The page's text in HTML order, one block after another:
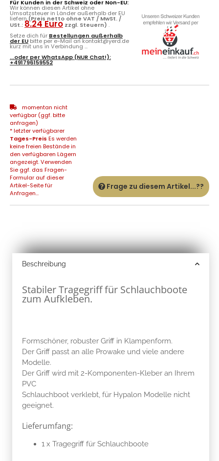
Für Kunden in der Schweiz oder Non-EU:
Wir können diesen Artikel ohne
Umsatzsteuer in Länder außerhalb der EU
liefern(Preis netto ohne VAT / MwSt. /
USt.: 8.24 Euro zzgl. Steuern) .
Setze dich für Bestellungen außerhalb
der EU bitte per e-Mail an kontakt@yerd.de
kurz mit uns in Verbindung ...
...oder perWhatsApp (NUR Chat!):
+491796159552
momentan nicht
verfügbar (ggf. bitte
anfragen)
* letzter verfügbarer
Tages-Preis Es werden
keine freien Bestände in
den verfügbaren Lägern
angezeigt. Verwenden
Sie ggf. das Fragen-
Formular auf dieser
Artikel-Seite für
Anfragen...
Frage zu diesem Artikel...??
Beschreibung
Stabiler Tragegriff für Schlauchboote
zum Aufkleben.
Formschöner, robuster Griff in Klampenform.
Der Griff passt an alle Prowake und viele andere
Modelle.
Der Griff wird mit 2-Komponenten-Kleber an Ihrem
PVC
Schlauchboot verklebt, für Hypalon Modelle nicht
geeignet.
Lieferumfang:
1 x Tragegriff für Schlauchboote